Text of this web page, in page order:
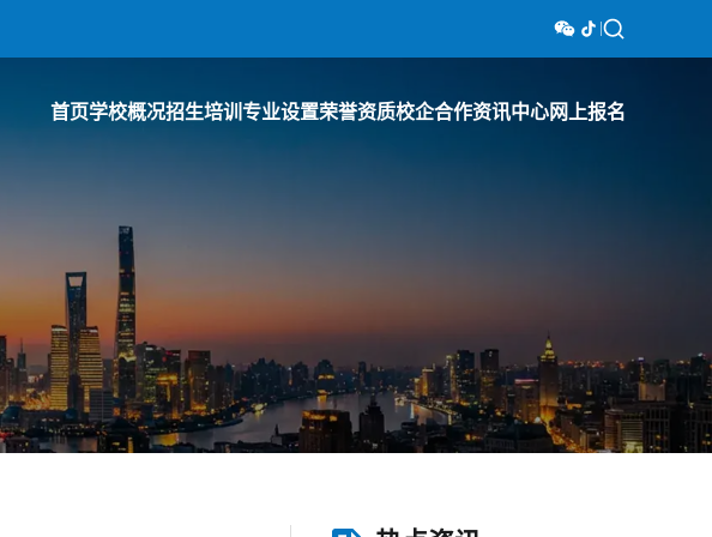
首页学校概况招生培训 专业设置荣誉资质校企合作资讯中心网上报名